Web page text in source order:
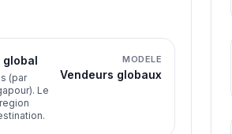
global
(par
Le
MODELE
Vendeurs globaux